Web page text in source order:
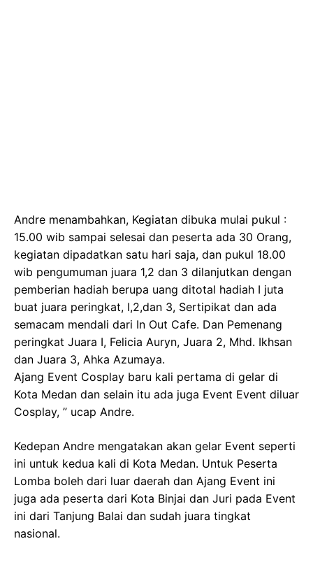
Andre menambahkan, Kegiatan dibuka mulai pukul :
15.00 wib sampai selesai dan peserta ada 30 Orang,
kegiatan dipadatkan satu hari saja, dan pukul 18.00
wib pengumuman juara 1,2 dan 3 dilanjutkan dengan
pemberian hadiah berupa uang ditotal hadiah I juta
buat juara peringkat, I,2,dan 3, Sertipikat dan ada
semacam mendali dari In Out Cafe. Dan Pemenang
peringkat Juara I, Felicia Auryn, Juara 2, Mhd. Ikhsan
dan Juara 3, Ahka Azumaya.
Ajang Event Cosplay baru kali pertama di gelar di
Kota Medan dan selain itu ada juga Event Event diluar
Cosplay, ” ucap Andre.
Kedepan Andre mengatakan akan gelar Event seperti
ini untuk kedua kali di Kota Medan. Untuk Peserta
Lomba boleh dari luar daerah dan Ajang Event ini
juga ada peserta dari Kota Binjai dan Juri pada Event
ini dari Tanjung Balai dan sudah juara tingkat
nasional.